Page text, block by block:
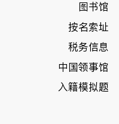
图书馆
按名索址
税务信息
中国领事馆
入籍模拟题